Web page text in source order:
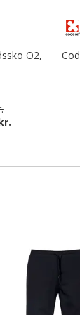
O2,